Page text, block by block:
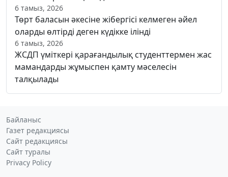
6 тамыз, 2026
Төрт баласын әкесіне жібергісі келмеген әйел
оларды өлтірді деген күдікке ілінді
6 тамыз, 2026
ЖСДП үміткері қарағандылық студенттермен жас
мамандарды жұмыспен қамту мәселесін
талқылады
Байланыс
Газет редакциясы
Сайт редакциясы
Сайт туралы
Privacy Policy